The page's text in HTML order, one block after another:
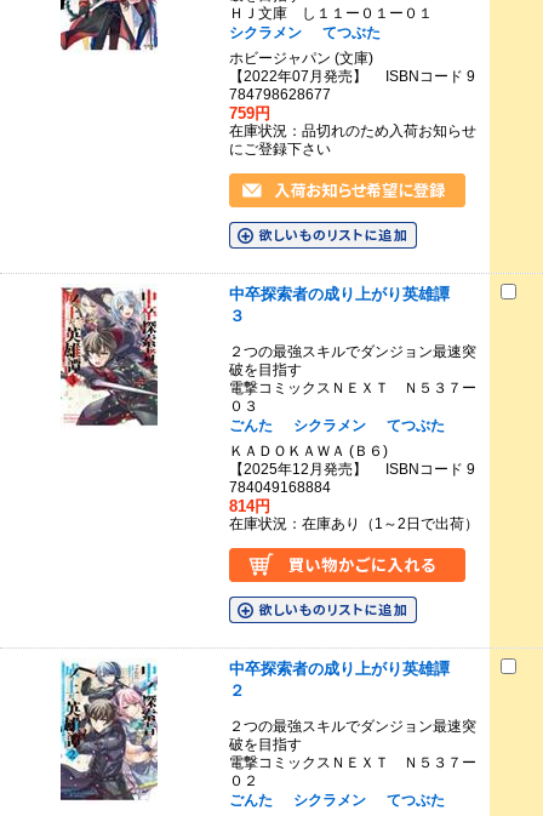
ＨＪ文庫 し１１ー０１ー０１
シクラメン
てつぶた
ホビージャパン (文庫)
【2022年07月発売】 ISBNコード 9
784798628677
759円
在庫状況：品切れのため入荷お知らせ
にご登録下さい
中卒探索者の成り上がり英雄譚
３
２つの最強スキルでダンジョン最速突
破を目指す
電撃コミックスＮＥＸＴ Ｎ５３７ー
０３
ごんた
シクラメン
てつぶた
ＫＡＤＯＫＡＷＡ (Ｂ６)
【2025年12月発売】 ISBNコード 9
784049168884
814円
在庫状況：在庫あり（1～2日で出荷）
中卒探索者の成り上がり英雄譚
２
２つの最強スキルでダンジョン最速突
破を目指す
電撃コミックスＮＥＸＴ Ｎ５３７ー
０２
ごんた
シクラメン
てつぶた